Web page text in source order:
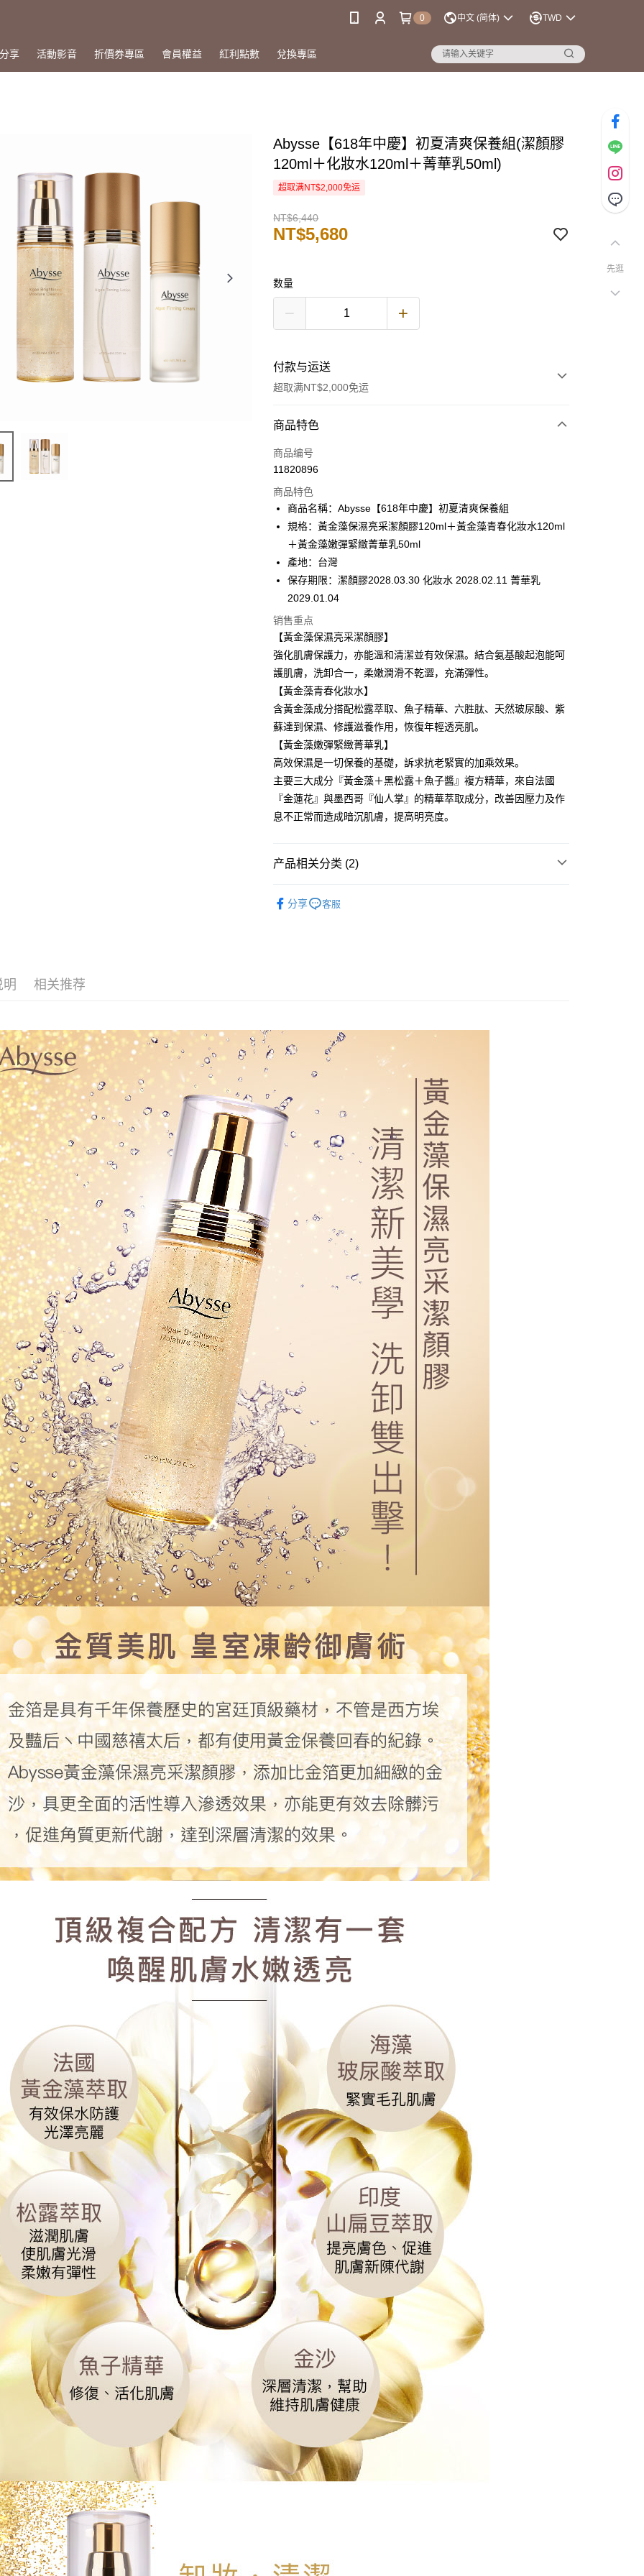
0 中文 (简体) TWD
享 活動影音 折價券專區 會員權益 紅利點數 兌換專區
Abysse【618年中慶】初夏清爽保養組(潔顏膠
120ml＋化妝水120ml＋菁華乳50ml)
超取满NT$2,000免运
NT$6,440
NT$5,680
数量
付款与运送
超取满NT$2,000免运
付款方式
信用卡一次付款
3期 0利率，每期 NT$1,893
合作金库商业银行
第一商业银行
华南商业银行
国泰世华商业银行
台湾中小企业银行
台中商业银行
汇丰（台湾）商业银行
联邦商业银行
玉山商业银行
台新国际商业银行
中国信托商业银行
台湾乐天信用卡公司
6期 0利率，每期NT$946 21家银行
合作金库商业银行
华南商业银行
上海商业储蓄银行
台北富邦商业银行
台湾中小企业银行
汇丰（台湾）商业银行
联邦商业银行
元大商业银行
永丰商业银行
台新国际商业银行
中国信托商业银行
台湾乐天信用卡公司
超商取货付款
LINE Pay
Apple Pay
街口支付
悠遊付
Google Pay
Plus PAY
ATM付款
运送方式
全家取貨付款
每笔NT$80，满NT$2,000(含以上)免运费
7-11取貨付款
每笔NT$120，满NT$2,000(含以上)免运费
商品特色
商品编号
11820896
商品特色
商品名稱：Abysse【618年中慶】初夏清爽保養組
規格：黃金藻保濕亮采潔顏膠120ml＋黃金藻青春化妝水120ml
＋黃金藻嫩彈緊緻菁華乳50ml
產地：台灣
保存期限：潔顏膠2028.03.30 化妝水 2028.02.11 菁華乳
2029.01.04
销售重点
【黃金藻保濕亮采潔顏膠】
強化肌膚保護力，亦能溫和清潔並有效保濕。結合氨基酸起泡能呵
護肌膚，洗卸合一，柔嫩潤滑不乾澀，充滿彈性。
【黃金藻青春化妝水】
含黃金藻成分搭配松露萃取、魚子精華、六胜肽、天然玻尿酸、紫
蘇達到保濕、修護滋養作用，恢復年輕透亮肌。
【黃金藻嫩彈緊緻菁華乳】
高效保濕是一切保養的基礎，訴求抗老緊實的加乘效果。
主要三大成分『黃金藻＋黑松露＋魚子醬』複方精華，來自法國
『金蓮花』與墨西哥『仙人掌』的精華萃取成分，改善因壓力及作
息不正常而造成暗沉肌膚，提高明亮度。
产品相关分类 (2)
分享 客服
明 相关推荐
先逛